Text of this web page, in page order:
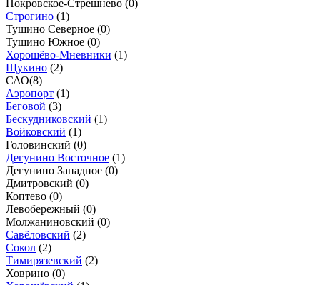
Покровское-Стрешнево (0)
Строгино (1)
Тушино Северное (0)
Тушино Южное (0)
Хорошёво-Мневники (1)
Щукино (2)
САО(8)
Аэропорт (1)
Беговой (3)
Бескудниковский (1)
Войковский (1)
Головинский (0)
Дегунино Восточное (1)
Дегунино Западное (0)
Дмитровский (0)
Коптево (0)
Левобережный (0)
Молжаниновский (0)
Савёловский (2)
Сокол (2)
Тимирязевский (2)
Ховрино (0)